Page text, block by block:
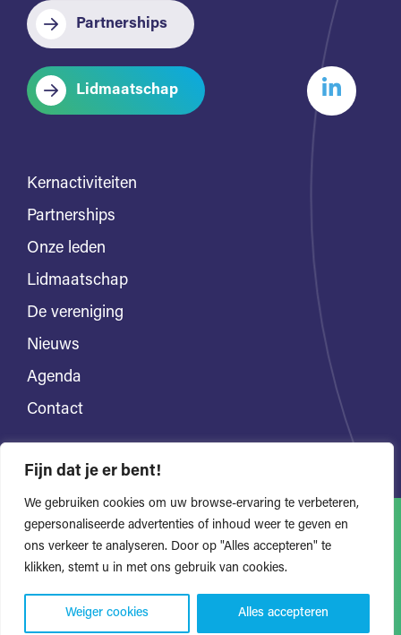
Fijn dat je er bent!
We gebruiken cookies om uw browse-ervaring te verbeteren,
gepersonaliseerde advertenties of inhoud weer te geven en
ons verkeer te analyseren. Door op "Alles accepteren" te
klikken, stemt u in met ons gebruik van cookies.
Weiger cookies Alles accepteren
Partnerships
Lidmaatschap
Kernactiviteiten
Partnerships
Onze leden
Lidmaatschap
De vereniging
Nieuws
Agenda
Contact
Alle rechten voorbehouden Privacyverklaring
Website door Bonsai media